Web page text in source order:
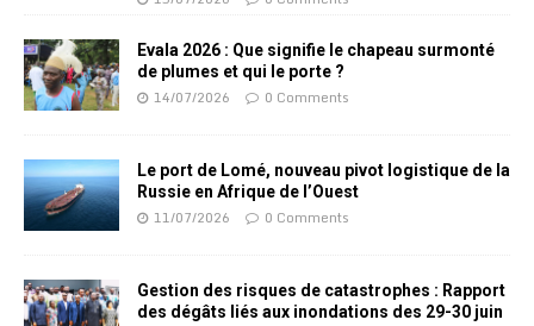
Evala 2026 : Que signifie le chapeau surmonté
de plumes et qui le porte ?
14/07/2026 0 Comments
Le port de Lomé, nouveau pivot logistique de la
Russie en Afrique de l’Ouest
11/07/2026 0 Comments
Gestion des risques de catastrophes : Rapport
des dégâts liés aux inondations des 29-30 juin